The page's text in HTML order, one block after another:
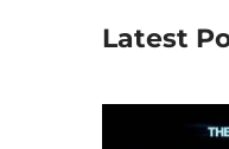
Latest